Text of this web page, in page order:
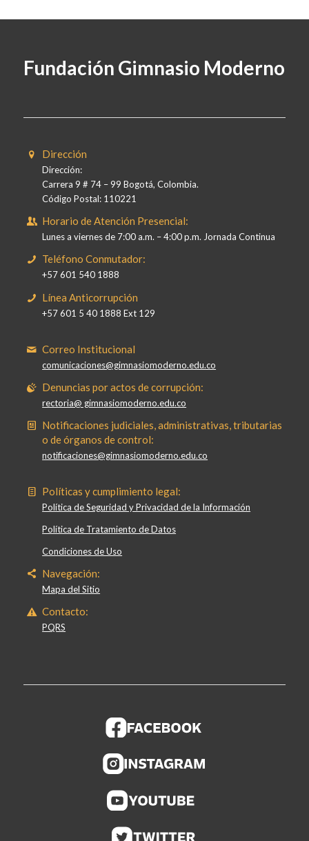
Fundación Gimnasio Moderno
Dirección
Dirección:
Carrera 9 # 74 – 99 Bogotá, Colombia.
Código Postal: 110221
Horario de Atención Presencial:
Lunes a viernes de 7:00 a.m. – 4:00 p.m. Jornada Continua
Teléfono Conmutador:
+57 601 540 1888
Línea Anticorrupción
+57 601 5 40 1888 Ext 129
Correo Institucional
comunicaciones@gimnasiomoderno.edu.co
Denuncias por actos de corrupción:
rectoria@ gimnasiomoderno.edu.co
Notificaciones judiciales, administrativas, tributarias
o de órganos de control:
notificaciones@gimnasiomoderno.edu.co
Políticas y cumplimiento legal:
Política de Seguridad y Privacidad de la Información
Política de Tratamiento de Datos
Condiciones de Uso
Navegación:
Mapa del Sitio
Contacto:
PQRS